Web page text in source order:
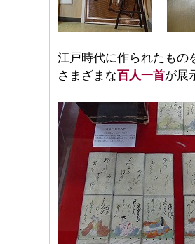
江戸時代に作られたもの
さまざまな百人一首が展